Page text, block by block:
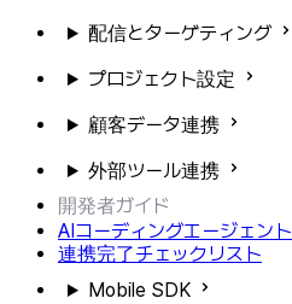
配信とターゲティング
プロジェクト設定
顧客データ連携
外部ツール連携
開発者ガイド
AIコーディングエージェント
連携完了チェックリスト
Mobile SDK